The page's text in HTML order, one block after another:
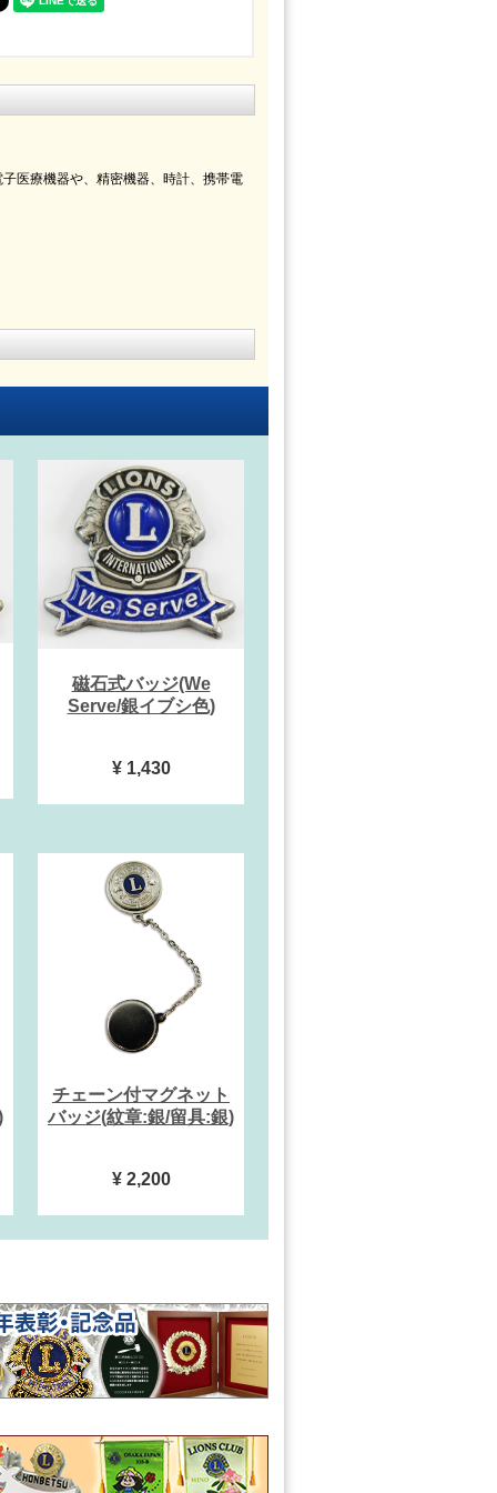
医療機器や、精密機器、時計、携帯電
磁石式バッジ(We
Serve/銀イブシ色)
¥ 1,430
チェーン付マグネット
バッジ(紋章:銀/留具:銀)
¥ 2,200